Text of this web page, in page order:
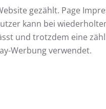
gezählt. Page
kann bei
und trotzdem eine
Werbung verwendet.